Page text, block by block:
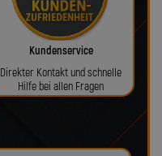
Kundenservice
Direkter Kontakt und schnelle
Hilfe bei allen Fragen